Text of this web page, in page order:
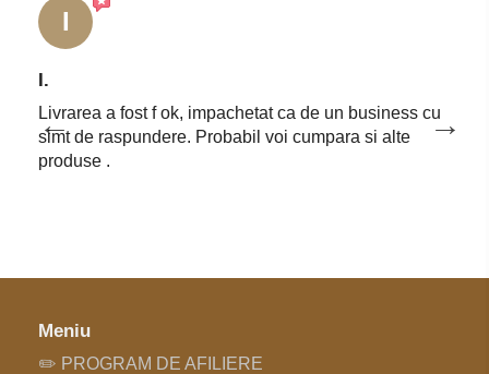
I
I.
Livrarea a fost f ok, impachetat ca de un business cu
simt de raspundere. Probabil voi cumpara si alte
produse .
Meniu
✏️ PROGRAM DE AFILIERE